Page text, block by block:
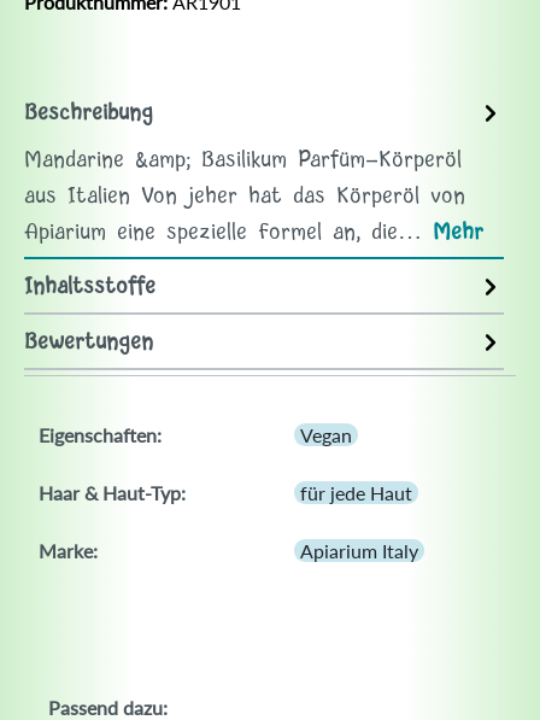
Beschreibung
Mandarine &amp; Basilikum Parfüm-Körperöl
aus Italien Von jeher hat das Körperöl von
Apiarium eine spezielle Formel an, die… Mehr
Inhaltsstoffe
Bewertungen
Eigenschaften: Vegan
Haar & Haut-Typ: für jede Haut
Marke: Apiarium Italy
Passend dazu: